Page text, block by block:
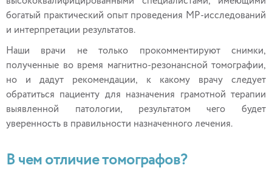
богатый практический опыт проведения МР-исследований
и интерпретации результатов.
Наши врачи не только прокомментируют снимки,
полученные во время магнитно-резонансной томографии,
но и дадут рекомендации, к какому врачу следует
обратиться пациенту для назначения грамотной терапии
выявленной патологии, результатом чего будет
уверенность в правильности назначенного лечения.
В чем отличие томографов?